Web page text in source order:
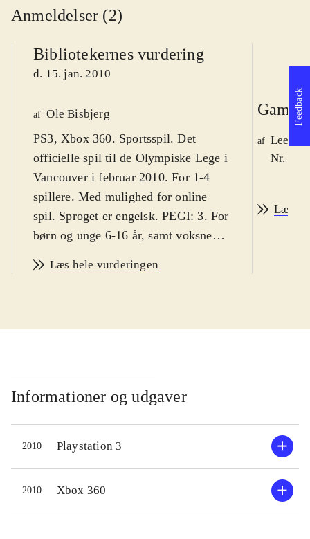
Anmeldelser (2)
Bibliotekernes vurdering
d. 15. jan. 2010
af Ole Bisbjerg
PS3, Xbox 360. Sportsspil. Det
officielle spil til de Olympiske Lege i
Vancouver i februar 2010. For 1-4
spillere. Med mulighed for online
spil. Sproget er engelsk. PEGI: 3. For
børn og unge 6-16 år, samt voksne
Man er hurtigt i gang med Vancouver
længere konkurrencer. Der er
forskellige olympiske discipliner,
primært indenfor skisport. En række
sportsgrene som fx curling og is-dans
er desværre udeladt. Sværhedsgraden
kan varieres, men er ret lav, specielt
fordi kontrollen ligner hinanden i de
forskellige sportsgrene. Man vælger
Læs hele vurderingen
Game
af Lee
Nr.
Læs
Informationer og udgaver
2010 Playstation 3
2010 Xbox 360
Feedback